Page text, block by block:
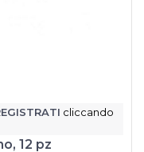
cliccando
12 pz